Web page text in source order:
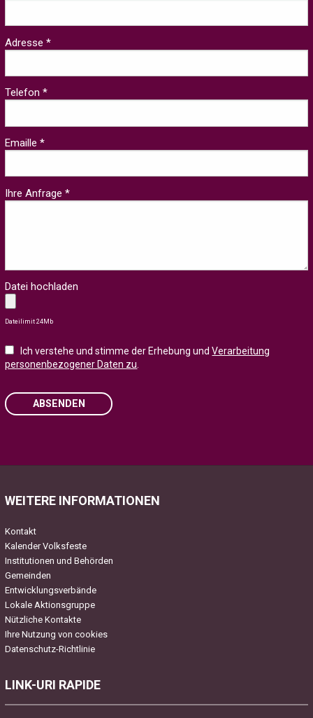
Adresse *
Telefon *
Emaille *
Ihre Anfrage *
Datei hochladen
Dateilimit 24Mb
Ich verstehe und stimme der Erhebung undVerarbeitung
personenbezogener Daten zu.
ABSENDEN
empty.
WEITERE INFORMATIONEN
Kontakt
Kalender Volksfeste
Institutionen und Behörden
Gemeinden
Entwicklungsverbände
Lokale Aktionsgruppe
Nützliche Kontakte
Ihre Nutzung von cookies
Datenschutz-Richtlinie
LINK-URI RAPIDE